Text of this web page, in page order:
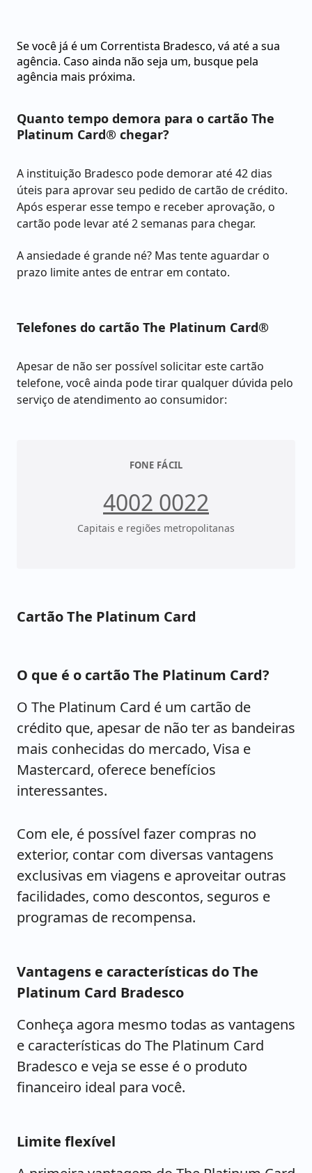
Se você já é um Correntista Bradesco, vá até a sua
agência. Caso ainda não seja um, busque pela
agência mais próxima.
Quanto tempo demora para o cartão The
Platinum Card® chegar?
A instituição Bradesco pode demorar até 42 dias
úteis para aprovar seu pedido de cartão de crédito.
Após esperar esse tempo e receber aprovação, o
cartão pode levar até 2 semanas para chegar.
A ansiedade é grande né? Mas tente aguardar o
prazo limite antes de entrar em contato.
Telefones do cartão The Platinum Card®
Apesar de não ser possível solicitar este cartão
telefone, você ainda pode tirar qualquer dúvida pelo
serviço de atendimento ao consumidor:
FONE FÁCIL
4002 0022
Capitais e regiões metropolitanas
Cartão The Platinum Card
O que é o cartão The Platinum Card?
O The Platinum Card é um cartão de
crédito que, apesar de não ter as bandeiras
mais conhecidas do mercado, Visa e
Mastercard, oferece benefícios
interessantes.
Com ele, é possível fazer compras no
exterior, contar com diversas vantagens
exclusivas em viagens e aproveitar outras
facilidades, como descontos, seguros e
programas de recompensa.
Vantagens e características do The
Platinum Card Bradesco
Conheça agora mesmo todas as vantagens
e características do The Platinum Card
Bradesco e veja se esse é o produto
financeiro ideal para você.
Limite flexível